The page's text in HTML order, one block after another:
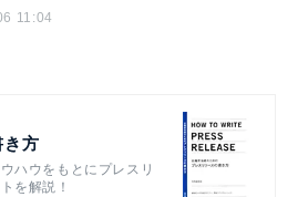
11:04
き方
ハウをもとにプレスリ
を解説！